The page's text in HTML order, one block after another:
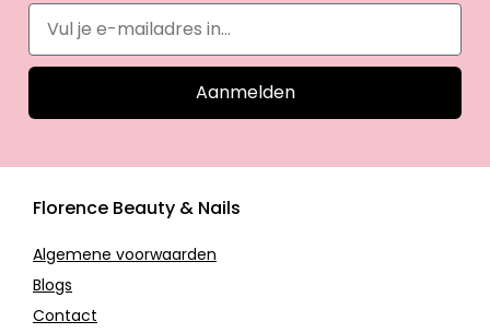
Aanmelden
Florence Beauty & Nails
Algemene voorwaarden
Blogs
Contact